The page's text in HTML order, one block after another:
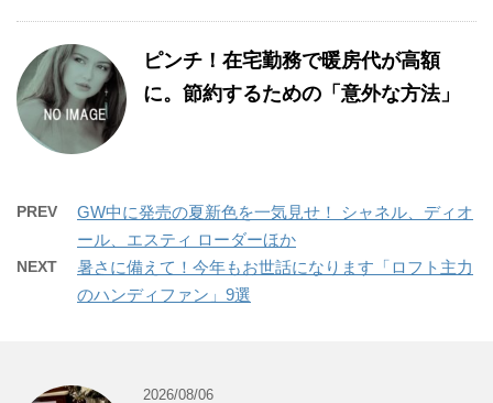
ピンチ！在宅勤務で暖房代が高額
に。節約するための「意外な方法」
PREV
GW中に発売の夏新色を一気見せ！ シャネル、ディオ
ール、エスティ ローダーほか
NEXT
暑さに備えて！今年もお世話になります「ロフト主力
のハンディファン」9選
2026/08/06